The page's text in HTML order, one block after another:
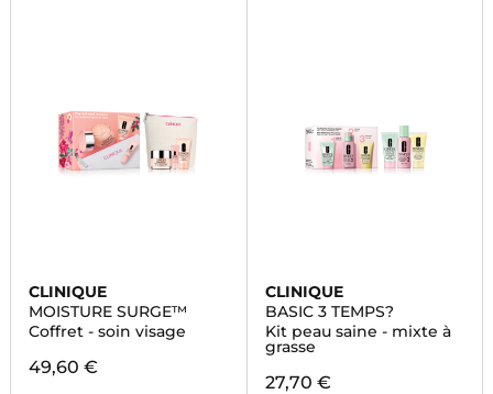
CLINIQUE
MOISTURE SURGE™
Coffret - soin visage
49,60 €
CLINIQUE
BASIC 3 TEMPS?
Kit peau saine - mixte à
grasse
27,70 €